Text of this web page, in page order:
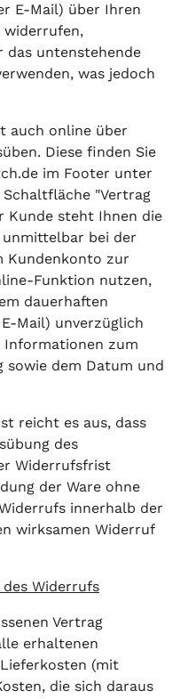
E-Mail) über Ihren
widerrufen,
das untenstehende
was jedoch
auch online über
Diese finden Sie
im Footer unter
"Vertrag
Kunde steht Ihnen die
bei der
Kundenkonto zur
Funktion nutzen,
dauerhaften
Mail) unverzüglich
Informationen zum
dem Datum und
reicht es aus, dass
des
Widerrufsfrist
der Ware ohne
innerhalb der
wirksamen Widerruf
Widerrufs
Vertrag
erhaltenen
(mit
die sich daraus